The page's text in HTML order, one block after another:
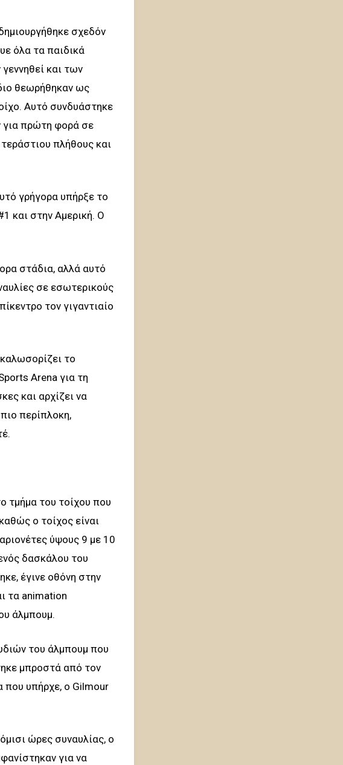
σχεδόν
όλα τα παιδικά
και των
θεωρήθηκαν ως
Αυτό συνδυάστηκε
για πρώτη φορά σε
πλήθους και
γρήγορα υπήρξε το
και στην Αμερική. Ο
στάδια, αλλά αυτό
σε εσωτερικούς
τον γιγαντιαίο
το
Arena για τη
και αρχίζει να
περίπλοκη,
τμήμα του τοίχου που
ο τοίχος είναι
ύψους 9 με 10
δασκάλου του
έγινε οθόνη στην
τα animation
άλμπουμ.
του άλμπουμ που
μπροστά από τον
που υπήρχε, ο Gilmour
ώρες συναυλίας, ο
για να